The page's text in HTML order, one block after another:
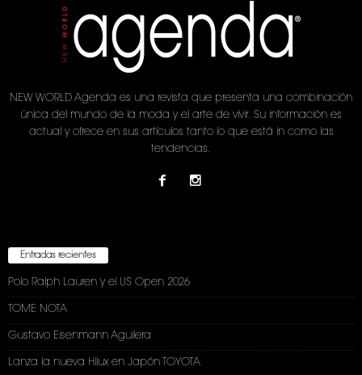
NEW WORLD Agenda es una revista que presenta una combinación
única del mundo de la moda y el arte de vivir. Su información es
actual y ofrece en sus artículos tanto lo que está in como las
tendencias.
Entradas recientes
Polo Ralph Lauren y el US Open 2026
TOME NOTA
Gustavo Eisenmann Aguilera
Lanza la nueva Hilux en Japón TOYOTA